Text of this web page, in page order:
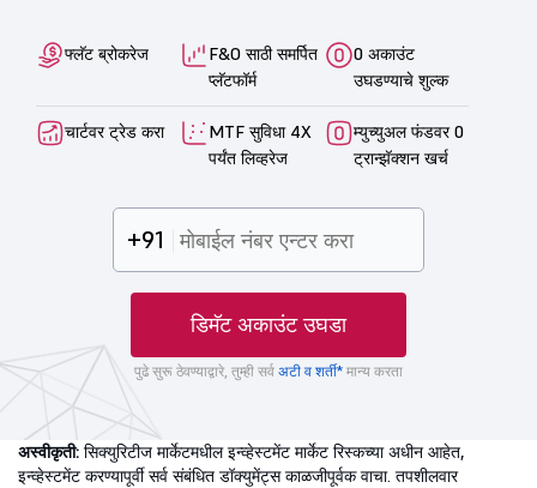
फ्लॅट ब्रोकरेज
F&O साठी समर्पित
प्लॅटफॉर्म
0 अकाउंट
उघडण्याचे शुल्क
चार्टवर ट्रेड करा
MTF सुविधा 4X
पर्यंत लिव्हरेज
म्युच्युअल फंडवर 0
ट्रान्झॅक्शन खर्च
+91
डिमॅट अकाउंट उघडा
पुढे सुरू ठेवण्याद्वारे, तुम्ही सर्व अटी व शर्ती* मान्य करता
अस्वीकृती: सिक्युरिटीज मार्केटमधील इन्व्हेस्टमेंट मार्केट रिस्कच्या अधीन आहेत,
इन्व्हेस्टमेंट करण्यापूर्वी सर्व संबंधित डॉक्युमेंट्स काळजीपूर्वक वाचा. तपशीलवार